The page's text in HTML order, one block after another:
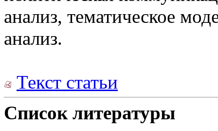
анализ, тематическое
анализ.
Текст статьи
Список литературы